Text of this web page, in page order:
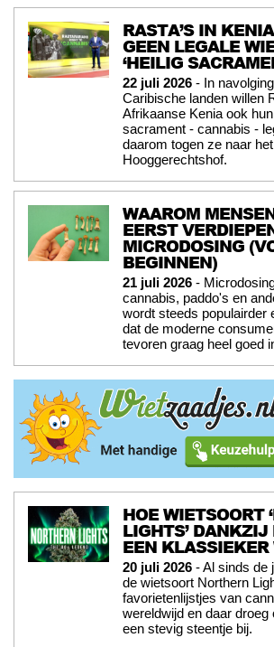
RASTA’S IN
GEEN LEGALE
‘HEILIG
22 juli 2026 - In
Caribische landen willen
Afrikaanse Kenia ook
sacrament - cannabis -
daarom togen ze naar het
Hooggerechtshof.
WAAROM
EERST
MICRODOSING
BEGINNEN)
21 juli 2026 -
cannabis, paddo's en
wordt steeds populairder
dat de moderne
tevoren graag heel goed
HOE WIETSOORT
LIGHTS’
EEN KLASSIEKER
20 juli 2026 - Al sinds de
de wietsoort Northern
favorietenlijstjes van
wereldwijd en daar
een stevig steentje bij.